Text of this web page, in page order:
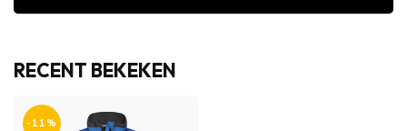
RECENT BEKEKEN
-11%